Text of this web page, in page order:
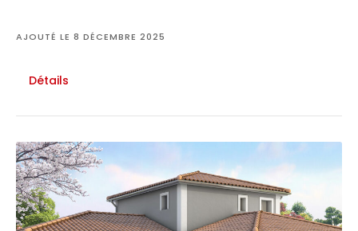
AJOUTÉ LE 8 DÉCEMBRE 2025
Détails